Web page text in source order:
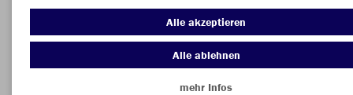
Alle akzeptieren
Alle ablehnen
mehr Infos